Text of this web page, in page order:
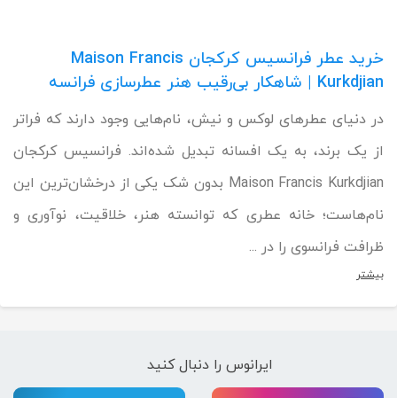
خرید عطر فرانسیس کرکجان Maison Francis
Kurkdjian | شاهکار بی‌رقیب هنر عطرسازی فرانسه
در دنیای عطرهای لوکس و نیش، نام‌هایی وجود دارند که فراتر
از یک برند، به یک افسانه تبدیل شده‌اند. فرانسیس کرکجان
Maison Francis Kurkdjian بدون شک یکی از درخشان‌ترین این
نام‌هاست؛ خانه عطری که توانسته هنر، خلاقیت، نوآوری و
ظرافت فرانسوی را در ...
بیشتر
ایرانوس را دنبال کنید